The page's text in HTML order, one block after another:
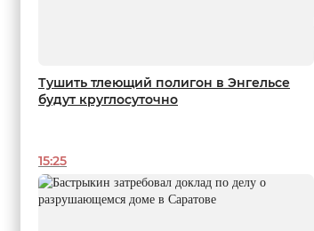
Тушить тлеющий полигон в Энгельсе
будут круглосуточно
15:25